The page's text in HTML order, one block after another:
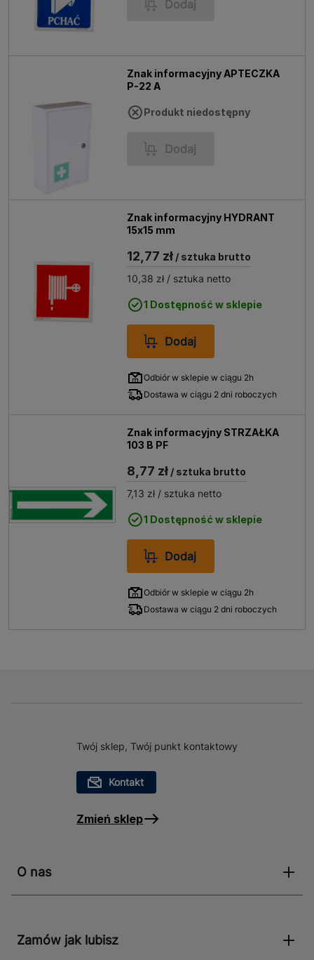
Dodaj
Znak informacyjny APTECZKA
P-22 A
Produkt niedostępny
Dodaj
Znak informacyjny HYDRANT
15x15 mm
12,77 zł / sztuka brutto
10,38 zł / sztuka netto
1 Dostępność w sklepie
Dodaj
Odbiór w sklepie w ciągu 2h
Dostawa w ciągu 2 dni roboczych
Znak informacyjny STRZAŁKA
103 B PF
8,77 zł / sztuka brutto
7,13 zł / sztuka netto
1 Dostępność w sklepie
Dodaj
Odbiór w sklepie w ciągu 2h
Dostawa w ciągu 2 dni roboczych
Twój sklep, Twój punkt kontaktowy
Kontakt
Zmień sklep
O nas
Zamów jak lubisz